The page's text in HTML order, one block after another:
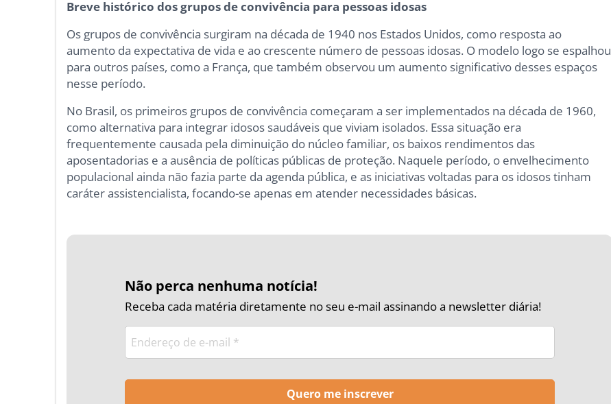
Breve histórico dos grupos de convivência para pessoas idosas
Os grupos de convivência surgiram na década de 1940 nos Estados Unidos, como resposta ao
aumento da expectativa de vida e ao crescente número de pessoas idosas. O modelo logo se espalhou
para outros países, como a França, que também observou um aumento significativo desses espaços
nesse período.
No Brasil, os primeiros grupos de convivência começaram a ser implementados na década de 1960,
como alternativa para integrar idosos saudáveis que viviam isolados. Essa situação era
frequentemente causada pela diminuição do núcleo familiar, os baixos rendimentos das
aposentadorias e a ausência de políticas públicas de proteção. Naquele período, o envelhecimento
populacional ainda não fazia parte da agenda pública, e as iniciativas voltadas para os idosos tinham
caráter assistencialista, focando-se apenas em atender necessidades básicas.
Não perca nenhuma notícia!
Receba cada matéria diretamente no seu e-mail assinando a newsletter diária!